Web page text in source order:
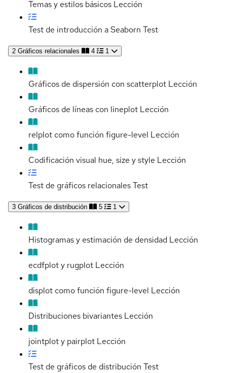
Temas y estilos básicos Lección
Test de introducción a Seaborn Test
2 Gráficos relacionales 4 1
Gráficos de dispersión con scatterplot Lección
Gráficos de líneas con lineplot Lección
relplot como función figure-level Lección
Codificación visual hue, size y style Lección
Test de gráficos relacionalesTest
3 Gráficos de distribución 5 1
Histogramas y estimación de densidad Lección
ecdfplot y rugplot Lección
displot como función figure-level Lección
Distribuciones bivariantes Lección
jointplot y pairplot Lección
Test de gráficos de distribución Test